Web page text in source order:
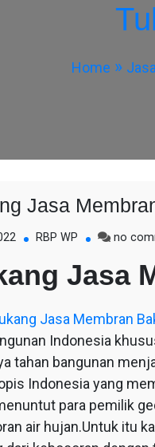
Home
Jasa
RBP WP no
Jasa
Jasa Membran
Indonesia
tahan bangunan
Indonesia yang
para pemilik
air hujan.Untuk itu